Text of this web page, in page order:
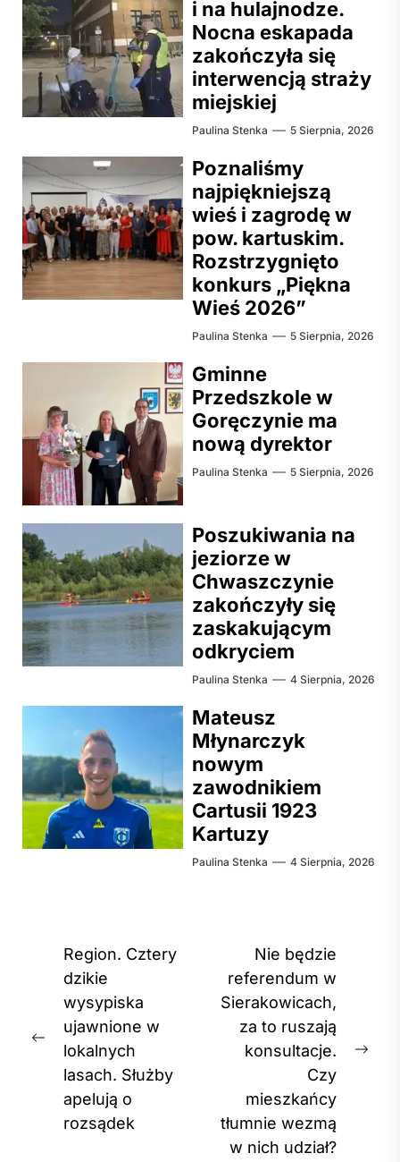
i na hulajnodze.
Nocna eskapada
zakończyła się
interwencją straży
miejskiej
Paulina Stenka 5 Sierpnia, 2026
Poznaliśmy
najpiękniejszą
wieś i zagrodę w
pow. kartuskim.
Rozstrzygnięto
konkurs „Piękna
Wieś 2026”
Paulina Stenka 5 Sierpnia, 2026
Gminne
Przedszkole w
Goręczynie ma
nową dyrektor
Paulina Stenka 5 Sierpnia, 2026
Poszukiwania na
jeziorze w
Chwaszczynie
zakończyły się
zaskakującym
odkryciem
Paulina Stenka 4 Sierpnia, 2026
Mateusz
Młynarczyk
nowym
zawodnikiem
Cartusii 1923
Kartuzy
Paulina Stenka 4 Sierpnia, 2026
Nawigacja
wpisu
Previous
post:
Region. Cztery
dzikie
wysypiska
ujawnione w
lokalnych
lasach. Służby
apelują o
rozsądek
Nie będzie
referendum w
Sierakowicach,
za to ruszają
konsultacje.
Czy
mieszkańcy
tłumnie wezmą
w nich udział?